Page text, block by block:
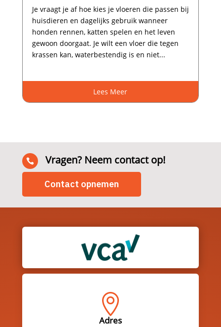
Je vraagt je af hoe kies je vloeren die passen bij
huisdieren en dagelijks gebruik wanneer
honden rennen, katten spelen en het leven
gewoon doorgaat.​ Je wilt een vloer die tegen
krassen kan, waterbestendig is en niet...
Lees Meer
 Vragen? Neem contact op!
Contact opnemen

Adres